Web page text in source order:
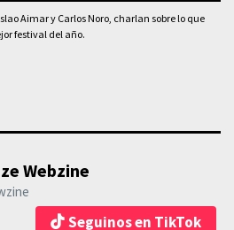
Aimar y Carlos Noro, charlan sobre lo que
festival del año.
Webzine
Seguinos en TikTok